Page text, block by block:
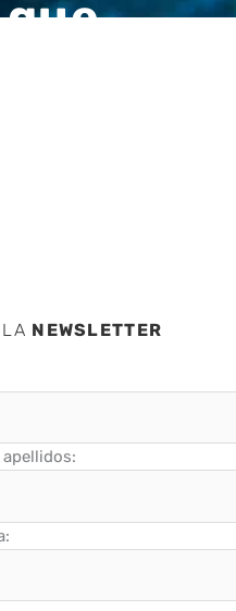
NEWSLETTER